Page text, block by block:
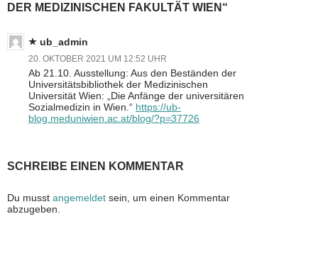
DER MEDIZINISCHEN FAKULTÄT WIEN“
ub_admin
20. OKTOBER 2021 UM 12:52 UHR
Ab 21.10. Ausstellung: Aus den Beständen der
Universitätsbibliothek der Medizinischen
Universität Wien: „Die Anfänge der universitären
Sozialmedizin in Wien.“ https://ub-
blog.meduniwien.ac.at/blog/?p=37726
SCHREIBE EINEN KOMMENTAR
Du musst angemeldet sein, um einen Kommentar
abzugeben.